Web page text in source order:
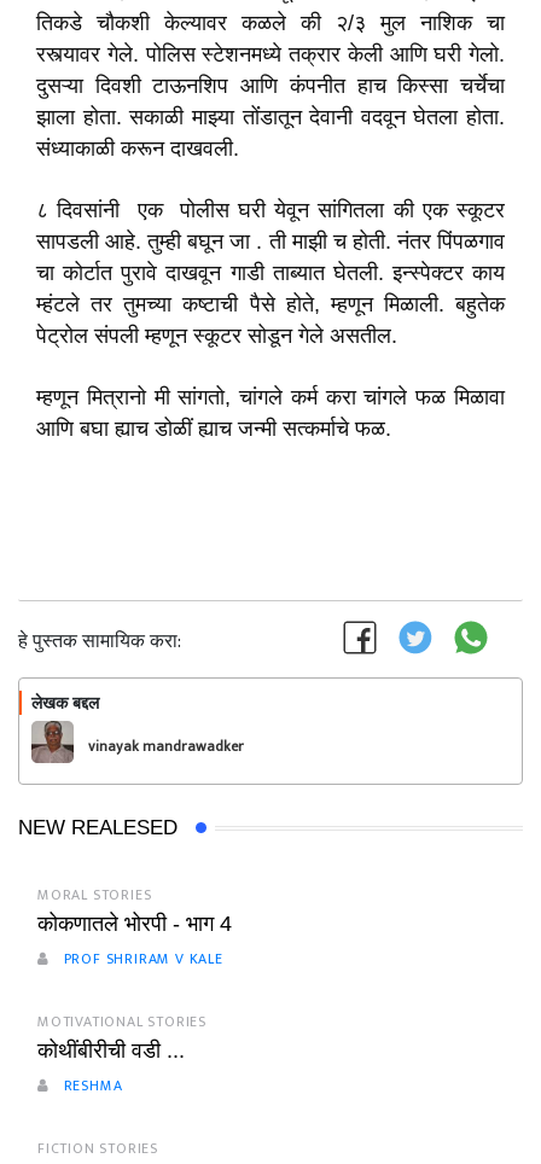
तिकडे चौकशी केल्यावर कळले की २/३ मुल नाशिक चा
रस्त्यावर गेले. पोलिस स्टेशनमध्ये तक्रार केली आणि घरी गेलो.
दुसऱ्या दिवशी टाऊनशिप आणि कंपनीत हाच किस्सा चर्चेचा
झाला होता. सकाळी माझ्या तोंंडातून देवानी वदवून घेतला होता.
संध्याकाळी करून दाखवली.
८ दिवसांनी एक पोलीस घरी येवून सांगितला की एक स्कूटर
सापडली आहे. तुम्ही बघून जा . ती माझी च होती. नंतर पिंपळगाव
चा कोर्टात पुरावे दाखवून गाडी ताब्यात घेतली. इन्स्पेक्टर काय
म्हंटले तर तुमच्या कष्टाची पैसे होते, म्हणून मिळाली. बहुतेक
पेट्रोल संपली म्हणून स्कूटर सोडून गेले असतील.
म्हणून मित्रानो मी सांगतो, चांगले कर्म करा चांगले फळ मिळावा
आणि बघा ह्याच डोळीं ह्याच जन्मी सत्कर्माचे फळ.
हे पुस्तक सामायिक करा:
लेखक बद्दल
vinayak mandrawadker
NEW REALESED
MORAL STORIES
कोकणातले भोरपी - भाग 4
PROF SHRIRAM V KALE
MOTIVATIONAL STORIES
कोथींबीरीची वडी ...
RESHMA
FICTION STORIES